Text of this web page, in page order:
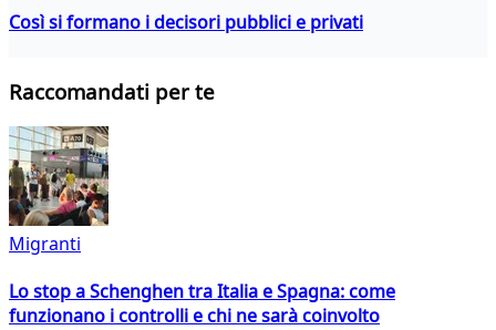
Così si formano i decisori pubblici e privati
Raccomandati per te
Migranti
Lo stop a Schenghen tra Italia e Spagna: come
funzionano i controlli e chi ne sarà coinvolto